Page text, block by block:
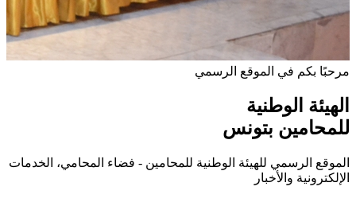
مرحبًا بكم في الموقع الرسمي
الهيئة الوطنية
للمحامين بتونس
الموقع الرسمي للهيئة الوطنية للمحامين - فضاء المحامي، الخدمات
الإلكترونية والأخبار